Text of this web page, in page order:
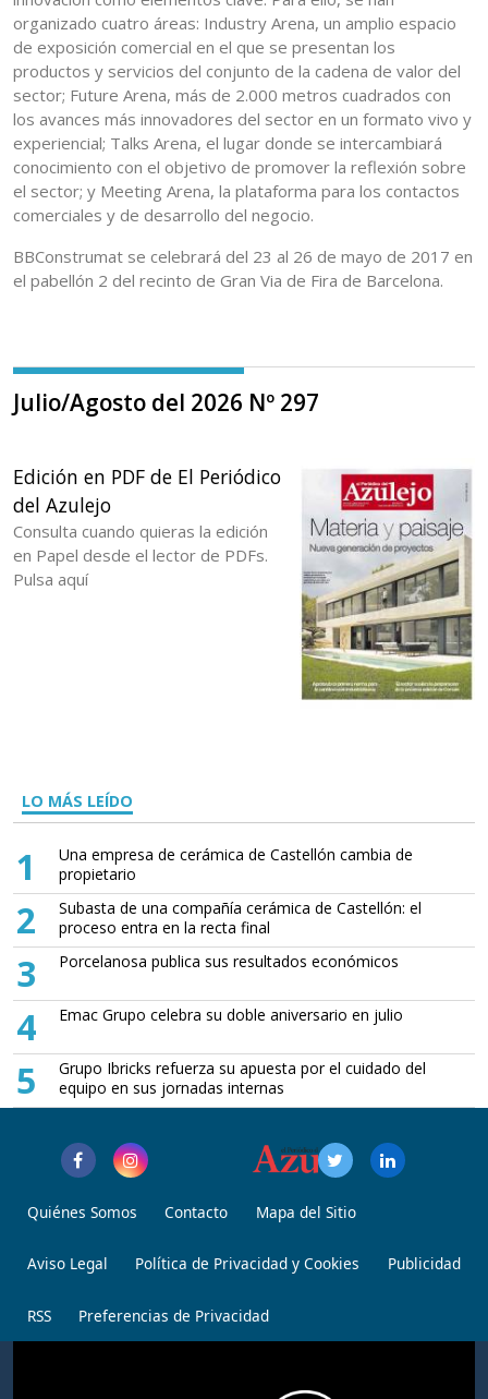
organizado cuatro áreas: Industry Arena, un amplio espacio
de exposición comercial en el que se presentan los
productos y servicios del conjunto de la cadena de valor del
sector; Future Arena, más de 2.000 metros cuadrados con
los avances más innovadores del sector en un formato vivo y
experiencial; Talks Arena, el lugar donde se intercambiará
conocimiento con el objetivo de promover la reflexión sobre
el sector; y Meeting Arena, la plataforma para los contactos
comerciales y de desarrollo del negocio.
BBConstrumat se celebrará del 23 al 26 de mayo de 2017 en
el pabellón 2 del recinto de Gran Via de Fira de Barcelona.
Julio/Agosto del 2026 Nº 297
Edición en PDF de El Periódico
del Azulejo
Consulta cuando quieras la edición
en Papel desde el lector de PDFs.
Pulsa aquí
LO MÁS LEÍDO
1
Una empresa de cerámica de Castellón cambia de
propietario
2
Subasta de una compañía cerámica de Castellón: el
proceso entra en la recta final
3 Porcelanosa publica sus resultados económicos
4 Emac Grupo celebra su doble aniversario en julio
5
Grupo Ibricks refuerza su apuesta por el cuidado del
equipo en sus jornadas internas
Quiénes Somos Contacto Mapa del Sitio
Aviso Legal Política de Privacidad y Cookies Publicidad
RSS Preferencias de Privacidad